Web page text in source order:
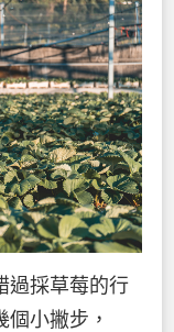
過採草莓的行
小撇步，